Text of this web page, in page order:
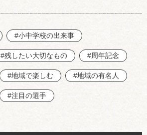
#小中学校の出来事
#残したい大切なもの #周年記念
#地域で楽しむ #地域の有名人
#注目の選手